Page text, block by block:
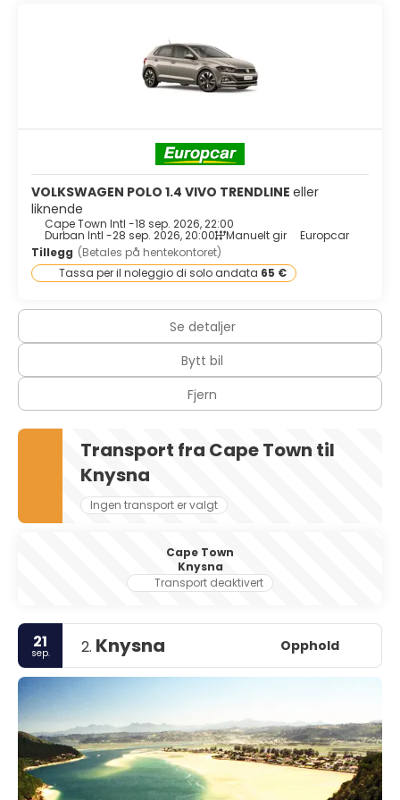
VOLKSWAGEN POLO 1.4 VIVO TRENDLINE eller
liknende
Cape Town Intl -18 sep. 2026, 22:00
Durban Intl -28 sep. 2026, 20:00 Manuelt gir
Europcar
Tillegg (Betales på hentekontoret)
Tassa per il noleggio di solo andata 65 €
Se detaljer
Bytt bil
Fjern
Transport fra Cape Town til
Knysna
Ingen transport er valgt
Cape Town
Knysna
Transport deaktivert
21
sep. 2. Knysna Opphold